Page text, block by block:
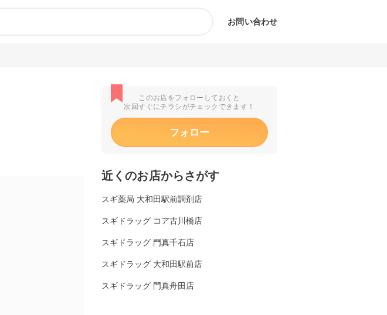
お問い合わせ
このお店をフォローしておくと
次回すぐにチラシがチェックできます！
フォロー
近くのお店からさがす
スギ薬局 大和田駅前調剤店
スギドラッグ コア古川橋店
スギドラッグ 門真千石店
スギドラッグ 大和田駅前店
スギドラッグ 門真舟田店